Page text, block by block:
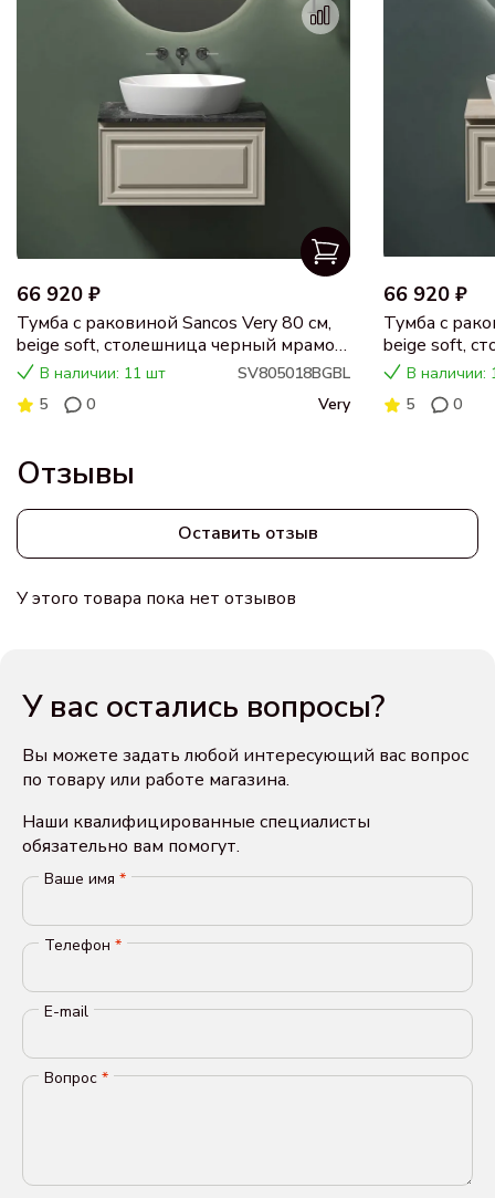
66 920 ₽
Тумба с раковиной Sancos Very 80 см,
beige soft, столешница черный мрамор,
раковина CN5018
В наличии: 11 шт
SV805018BGBL
5
0 Very
66 920 ₽
Тумба с
beige soft,
раковина
В наличии:
5
0
Отзывы
Оставить отзыв
У этого товара пока нет отзывов
У вас остались вопросы?
Вы можете задать любой интересующий вас вопрос
по товару или работе магазина.
Наши квалифицированные специалисты
обязательно вам помогут.
Ваше имя *
Телефон *
E-mail
Вопрос *